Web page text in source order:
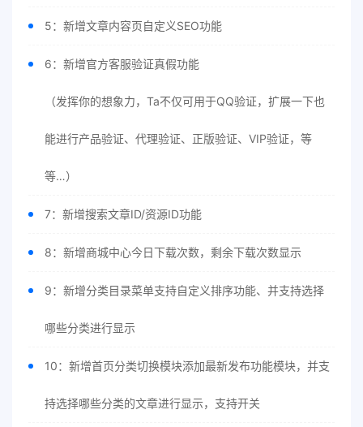
5：新增文章内容页自定义SEO功能
6：新增官方客服验证真假功能
（发挥你的想象力，Ta不仅可用于QQ验证，扩展一下也
能进行产品验证、代理验证、正版验证、VIP验证，等
等…）
7：新增搜索文章ID/资源ID功能
8：新增商城中心今日下载次数，剩余下载次数显示
9：新增分类目录菜单支持自定义排序功能、并支持选择
哪些分类进行显示
10：新增首页分类切换模块添加最新发布功能模块，并支
持选择哪些分类的文章进行显示，支持开关